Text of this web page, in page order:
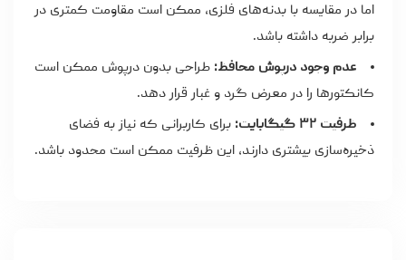
اما در مقایسه با بدنه‌های فلزی، ممکن است مقاومت کمتری در
برابر ضربه داشته باشد.
عدم وجود درپوش محافظ: طراحی بدون درپوش ممکن است
کانکتورها را در معرض گرد و غبار قرار دهد.
ظرفیت ۳۲ گیگابایت:
برای کاربرانی که نیاز به فضای
ذخیره‌سازی بیشتری دارند، این ظرفیت ممکن است محدود باشد.